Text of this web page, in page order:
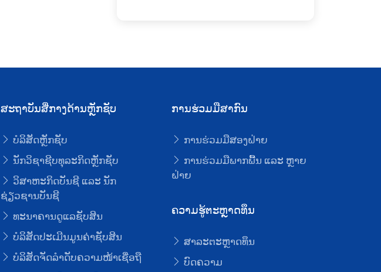
ສະຖາບັນສື່ກາງດ້ານຫຼັກຊັບ
ບໍລິສັດຫຼັກຊັບ
ນັກວິຊາຊີບທຸລະກິດຫຼັກຊັບ
ວິສາຫະກິດບັນຊີ ແລະ ນັກ
ຊ່ຽວຊານບັນຊີ
ທະນາຄານດູແລຊັບສິນ
ບໍລິສັດປະເມີນມູນຄ່າຊັບສິນ
ບໍລິສັດຈັດລໍາດັບຄວາມໜ້າເຊື່ອຖື
ການຮ່ວມມືສາກົນ
ການຮ່ວມມືສອງຝ່າຍ
ການຮ່ວມມືພາກພື້ນ ແລະ ຫຼາຍ
ຝ່າຍ
ຄວາມຮູ້ຕະຫຼາດທຶນ
ສາລະຕະຫຼາດທຶນ
ບົດຄວາມ